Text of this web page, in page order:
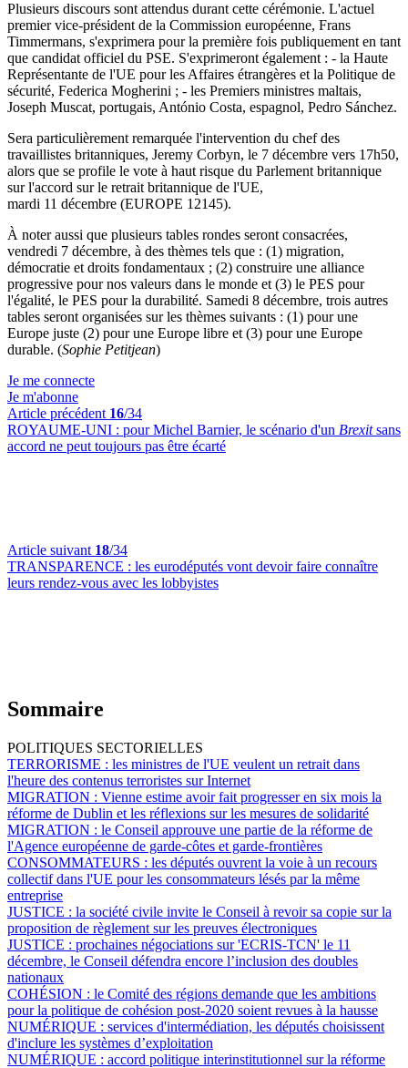
Plusieurs discours sont attendus durant cette cérémonie. L'actuel
premier vice-président de la Commission européenne, Frans
Timmermans, s'exprimera pour la première fois publiquement en tant
que candidat officiel du PSE. S'exprimeront également : - la Haute
Représentante de l'UE pour les Affaires étrangères et la Politique de
sécurité, Federica Mogherini ; - les Premiers ministres maltais,
Joseph Muscat, portugais, António Costa, espagnol, Pedro Sánchez.
Sera particulièrement remarquée l'intervention du chef des
travaillistes britanniques, Jeremy Corbyn, le 7 décembre vers 17h50,
alors que se profile le vote à haut risque du Parlement britannique
sur l'accord sur le retrait britannique de l'UE,
mardi 11 décembre (EUROPE 12145).
À noter aussi que plusieurs tables rondes seront consacrées,
vendredi 7 décembre, à des thèmes tels que : (1) migration,
démocratie et droits fondamentaux ; (2) construire une alliance
progressive pour nos valeurs dans le monde et (3) le PES pour
l'égalité, le PES pour la durabilité. Samedi 8 décembre, trois autres
tables seront organisées sur les thèmes suivants : (1) pour une
Europe juste (2) pour une Europe libre et (3) pour une Europe
durable. (Sophie Petitjean)
Je me connecte
Je m'abonne
Article précédent 16/34
ROYAUME-UNI : pour Michel Barnier, le scénario d'un Brexitsans
accord ne peut toujours pas être écarté
Article suivant 18/34
TRANSPARENCE : les eurodéputés vont devoir faire connaître
leurs rendez-vous avec les lobbyistes
Sommaire
POLITIQUES SECTORIELLES
TERRORISME : les ministres de l'UE veulent un retrait dans
l'heure des contenus terroristes sur Internet
MIGRATION : Vienne estime avoir fait progresser en six mois la
réforme de Dublin et les réflexions sur les mesures de solidarité
MIGRATION : le Conseil approuve une partie de la réforme de
l'Agence européenne de garde-côtes et garde-frontières
CONSOMMATEURS : les députés ouvrent la voie à un recours
collectif dans l'UE pour les consommateurs lésés par la même
entreprise
JUSTICE : la société civile invite le Conseil à revoir sa copie sur la
proposition de règlement sur les preuves électroniques
JUSTICE : prochaines négociations sur 'ECRIS-TCN' le 11
décembre, le Conseil défendra encore l’inclusion des doubles
nationaux
COHÉSION : le Comité des régions demande que les ambitions
pour la politique de cohésion post-2020 soient revues à la hausse
NUMÉRIQUE : services d'intermédiation, les députés choisissent
d'inclure les systèmes d’exploitation
NUMÉRIQUE : accord politique interinstitutionnel sur la réforme